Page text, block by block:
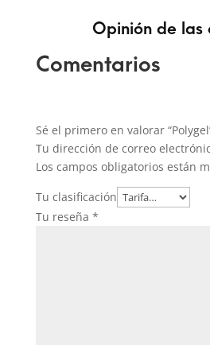
Opinión de las
Comentarios
Sé el primero en valorar
Tu dirección de correo
Los campos obligatorios están
Tu clasificación
Tu reseña *